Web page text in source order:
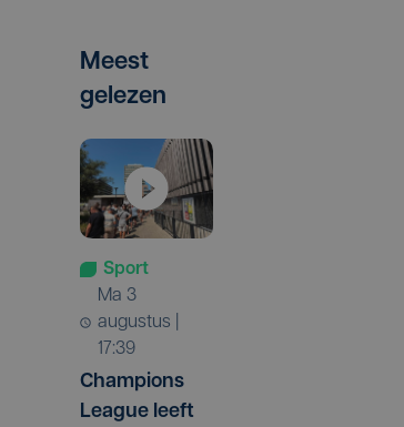
Meest
gelezen
Sport
ma 3
augustus |
17:39
Champions
League leeft